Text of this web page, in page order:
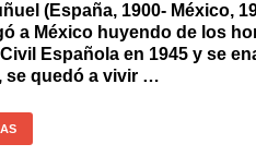
(España, 1900- México,
a México huyendo de los
Española en 1945 y se
se quedó a vivir …